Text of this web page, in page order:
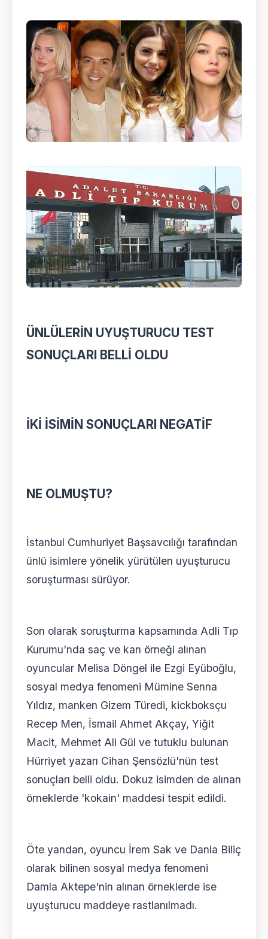
ÜNLÜLERİN UYUŞTURUCU TEST
SONUÇLARI BELLİ OLDU
İKİ İSİMİN SONUÇLARI NEGATİF
NE OLMUŞTU?
İstanbul Cumhuriyet Başsavcılığı tarafından
ünlü isimlere yönelik yürütülen uyuşturucu
soruşturması sürüyor.
Son olarak soruşturma kapsamında Adli Tıp
Kurumu'nda saç ve kan örneği alınan
oyuncular Melisa Döngel ile Ezgi Eyüboğlu,
sosyal medya fenomeni Mümine Senna
Yıldız, manken Gizem Türedi, kickboksçu
Recep Men, İsmail Ahmet Akçay, Yiğit
Macit, Mehmet Ali Gül ve tutuklu bulunan
Hürriyet yazarı Cihan Şensözlü'nün test
sonuçları belli oldu. Dokuz isimden de alınan
örneklerde 'kokain' maddesi tespit edildi.
Öte yandan, oyuncu İrem Sak ve Danla Biliç
olarak bilinen sosyal medya fenomeni
Damla Aktepe'nin alınan örneklerde ise
uyuşturucu maddeye rastlanılmadı.